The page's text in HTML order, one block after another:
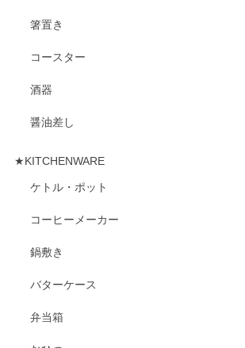
箸置き
コースター
酒器
醤油差し
★KITCHENWARE
ケトル・ポット
コーヒーメーカー
鍋敷き
バターケース
弁当箱